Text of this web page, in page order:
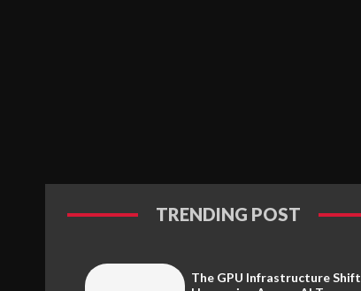
TRENDING POST
The GPU Infrastructure Shift